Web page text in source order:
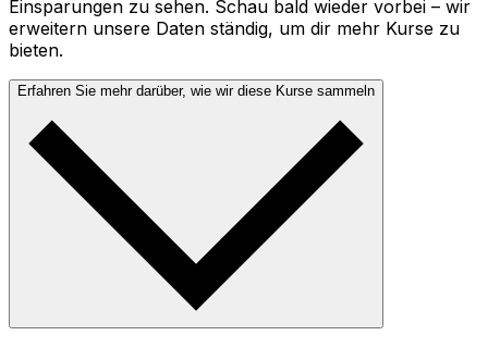
Einsparungen zu sehen. Schau bald wieder vorbei – wir
erweitern unsere Daten ständig, um dir mehr Kurse zu
bieten.
Erfahren Sie mehr darüber, wie wir diese Kurse sammeln